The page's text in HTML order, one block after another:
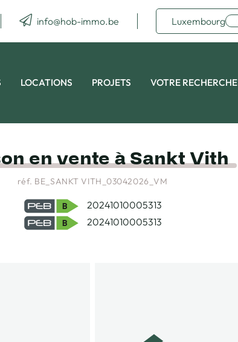
info@hob-immo.be Luxembourg
LOCATIONS PROJETS VOTRE RECHERCHE
en vente à Sankt Vith
réf. BE_SANKT VITH_03042026_VM
20241010005313
20241010005313